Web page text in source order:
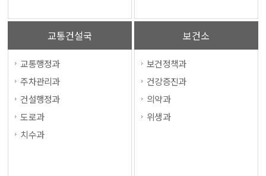
교통건설국
교통행정과
주차관리과
건설행정과
도로과
치수과
보건소
보건정책과
건강증진과
의약과
위생과